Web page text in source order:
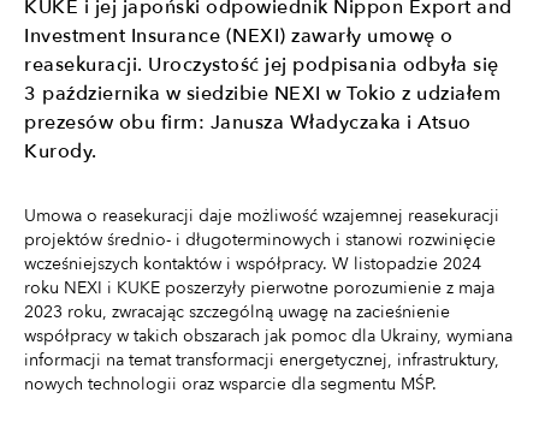
KUKE i jej japoński odpowiednik Nippon Export and
Investment Insurance (NEXI) zawarły umowę o
reasekuracji. Uroczystość jej podpisania odbyła się
3 października w siedzibie NEXI w Tokio z udziałem
prezesów obu firm: Janusza Władyczaka i Atsuo
Kurody.
Umowa o reasekuracji daje możliwość wzajemnej reasekuracji
projektów średnio- i długoterminowych i stanowi rozwinięcie
wcześniejszych kontaktów i współpracy. W listopadzie 2024
roku NEXI i KUKE poszerzyły pierwotne porozumienie z maja
2023 roku, zwracając szczególną uwagę na zacieśnienie
współpracy w takich obszarach jak pomoc dla Ukrainy, wymiana
informacji na temat transformacji energetycznej, infrastruktury,
nowych technologii oraz wsparcie dla segmentu MŚP.